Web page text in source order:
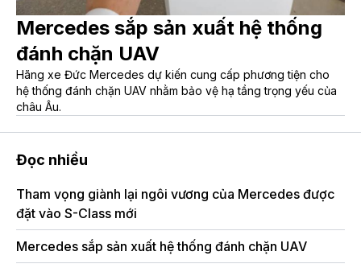
Mercedes sắp sản xuất hệ thống
đánh chặn UAV
Hãng xe Đức Mercedes dự kiến cung cấp phương tiện cho
hệ thống đánh chặn UAV nhằm bảo vệ hạ tầng trọng yếu của
châu Âu.
Đọc nhiều
Tham vọng giành lại ngôi vương của Mercedes được
đặt vào S-Class mới
Mercedes sắp sản xuất hệ thống đánh chặn UAV